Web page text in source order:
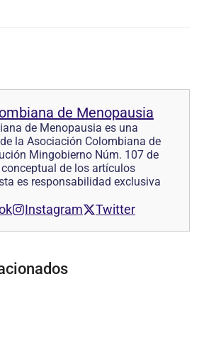
de Menopausia
de Menopausia es una
la Asociación Colombiana de
Mingobierno Núm. 107 de
de los artículos
es responsabilidad exclusiva
Instagram Twitter